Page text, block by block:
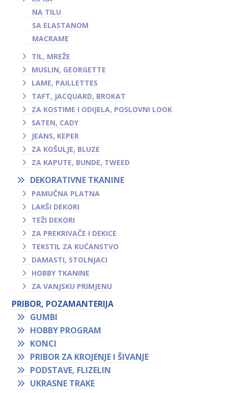
NA TILU
SA ELASTANOM
MACRAME
TIL, MREŽE
MUSLIN, GEORGETTE
LAME, PAILLETTES
TAFT, JACQUARD, BROKAT
ZA KOSTIME I ODIJELA, POSLOVNI LOOK
SATEN, CADY
JEANS, KEPER
ZA KOŠULJE, BLUZE
ZA KAPUTE, BUNDE, TWEED
DEKORATIVNE TKANINE
PAMUČNA PLATNA
LAKŠI DEKORI
TEŽI DEKORI
ZA PREKRIVAČE I DEKICE
TEKSTIL ZA KUĆANSTVO
DAMASTI, STOLNJACI
HOBBY TKANINE
ZA VANJSKU PRIMJENU
PRIBOR, POZAMANTERIJA
GUMBI
HOBBY PROGRAM
KONCI
PRIBOR ZA KROJENJE I ŠIVANJE
PODSTAVE, FLIZELIN
UKRASNE TRAKE